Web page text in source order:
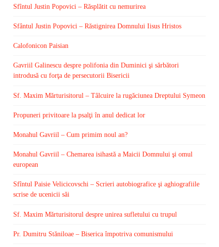
Sfîntul Justin Popovici – Răsplătit cu nemurirea
Sfântul Justin Popovici – Răstignirea Domnului Iisus Hristos
Calofonicon Paisian
Gavriil Galinescu despre polifonia din Duminici şi sărbători
introdusă cu forţa de persecutorii Bisericii
Sf. Maxim Mărturisitorul – Tâlcuire la rugăciunea Dreptului Symeon
Propuneri privitoare la psalţi în anul dedicat lor
Monahul Gavriil – Cum primim noul an?
Monahul Gavriil – Chemarea isihastă a Maicii Domnului şi omul
european
Sfîntul Paisie Velicicovschi – Scrieri autobiografice şi aghiografiile
scrise de ucenicii săi
Sf. Maxim Mărturisitorul despre unirea sufletului cu trupul
Pr. Dumitru Stăniloae – Biserica împotriva comunismului